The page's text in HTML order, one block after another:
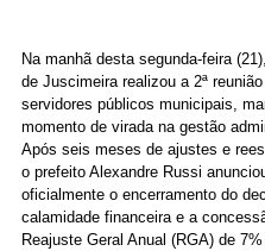
Na manhã desta segunda-feira
de Juscimeira realizou a 2ª
servidores públicos municipais,
momento de virada na gestão
Após seis meses de ajustes e
o prefeito Alexandre Russi
oficialmente o encerramento do
calamidade financeira e a
Reajuste Geral Anual (RGA) de